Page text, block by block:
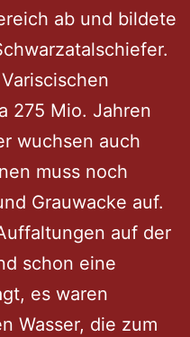
ab und bildete
275 Mio. Jahren
wuchsen auch
muss noch
Grauwacke auf.
auf der
schon eine
es waren
Wasser, die zum